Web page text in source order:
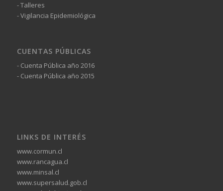
- Talleres
- Vigilancia Epidemiológica
CUENTAS PÚBLICAS
- Cuenta Pública año 2016
- Cuenta Pública año 2015
LINKS DE INTERÉS
www.cormun.cl
www.rancagua.cl
www.minsal.cl
www.supersalud.gob.cl